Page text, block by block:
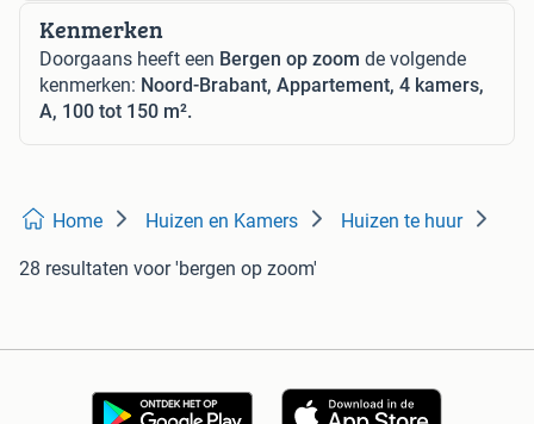
Kenmerken
Doorgaans heeft een Bergen op zoom de volgende
kenmerken: Noord-Brabant, Appartement, 4 kamers,
A, 100 tot 150 m².
Home Huizen en Kamers Huizen te huur
28 resultaten voor 'bergen op zoom'